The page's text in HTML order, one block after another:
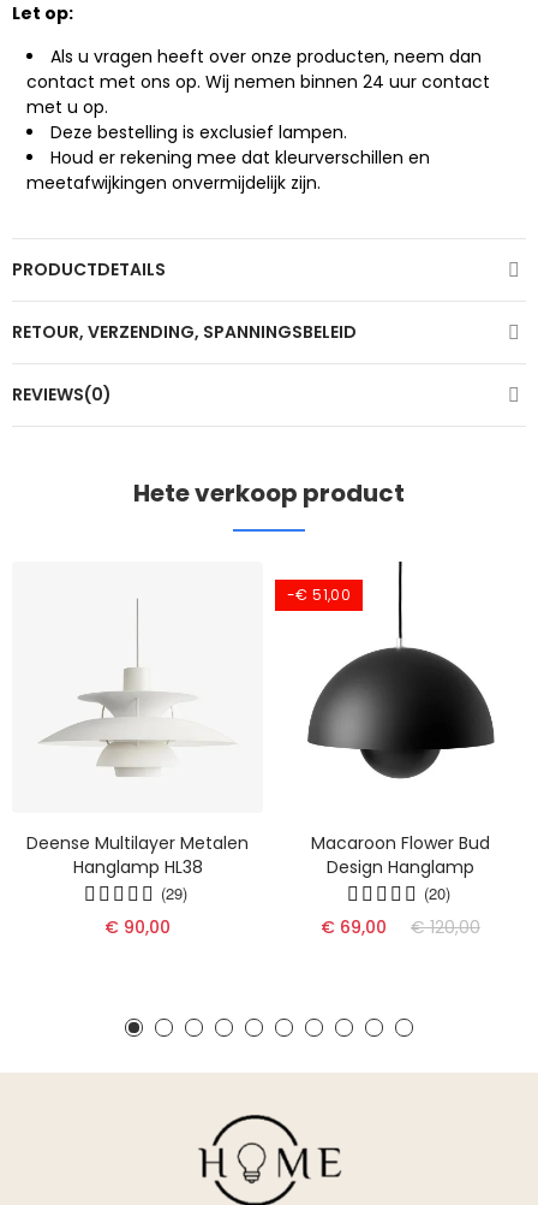
Let op:
Als u vragen heeft over onze producten, neem dan
contact met ons op. Wij nemen binnen 24 uur contact
met u op.
Deze bestelling is exclusief lampen.
Houd er rekening mee dat kleurverschillen en
meetafwijkingen onvermijdelijk zijn.
PRODUCTDETAILS
RETOUR, VERZENDING, SPANNINGSBELEID
REVIEWS(0)
Hete verkoop product
Deense Multilayer Metalen
Hanglamp HL38
(29)
€ 90,00
-€ 51,00
Macaroon Flower Bud
Design Hanglamp
(20)
€ 69,00 € 120,00